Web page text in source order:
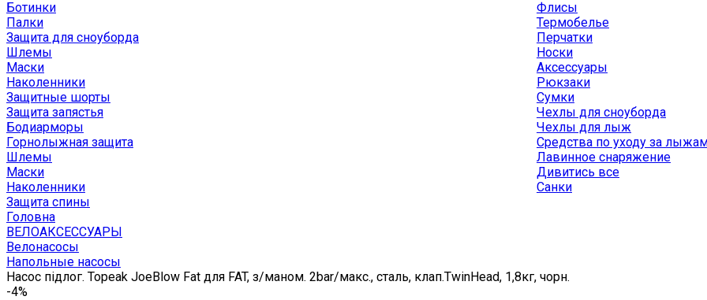
Ботинки
Палки
Защита для сноуборда
Шлемы
Маски
Наколенники
Защитные шорты
Защита запястья
Бодиарморы
Горнолыжная защита
Шлемы
Маски
Наколенники
Защита спины
Флисы
Термобелье
Перчатки
Носки
Аксессуары
Рюкзаки
Сумки
Чехлы для сноуборда
Чехлы для лыж
Средства по уходу за
Лавинное снаряжение
Дивитись все
Санки
Головна
ВЕЛОАКСЕССУАРЫ
Велонасосы
Напольные насосы
Насос підлог. Topeak JoeBlow Fat для FAT, з/маном. 2bar/макс., сталь, клап.TwinHead, 1,8кг, чорн.
-4%